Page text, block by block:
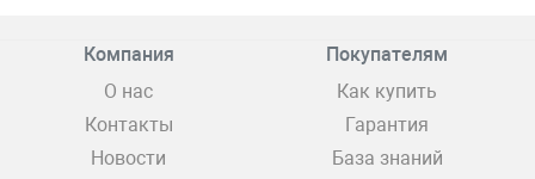
Компания
О нас
Контакты
Новости
Покупателям
Как купить
Гарантия
База знаний